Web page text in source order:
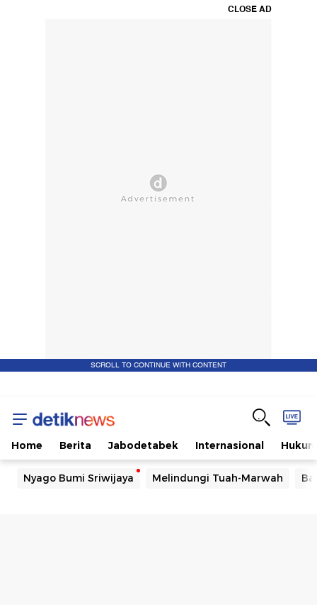
CLOSE AD
SCROLL TO CONTINUE WITH CONTENT
Home Berita Jabodetabek Internasional Hukum
Nyago Bumi Sriwijaya Melindungi Tuah-Marwah